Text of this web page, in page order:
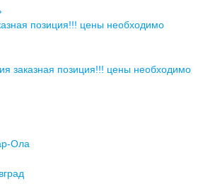
позиция!!! цены необходимо
заказная позиция!!! цены необходимо
Ола